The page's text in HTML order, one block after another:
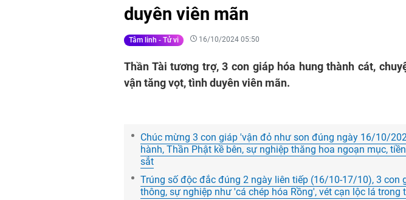
duyên viên mãn
Tâm linh - Tử vi 16/10/2024 05:50
Thần Tài tương trợ, 3 con giáp hóa hung thành cát,
vận tăng vọt, tình duyên viên mãn.
Chúc mừng 3 con giáp 'vận đỏ như son đúng ngày 16/10/
hành, Thần Phật kề bên, sự nghiệp thăng hoa ngoạn mục,
sắt
Trúng số độc đắc đúng 2 ngày liên tiếp (16/10-17/10), 3 con
thông, sự nghiệp như 'cá chép hóa Rồng', vét cạn lộc lá trong